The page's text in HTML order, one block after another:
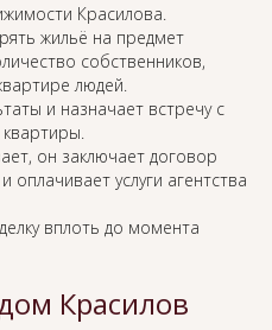
Красилова.
жильё на предмет
собственников,
людей.
и назначает встречу с
он заключает договор
оплачивает услуги агентства
вплоть до момента
Красилов